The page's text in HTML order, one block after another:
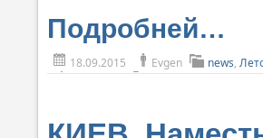
Подробней…
18.09.2015 Evgen news,